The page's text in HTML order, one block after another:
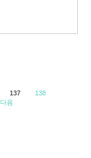
137
138
다음